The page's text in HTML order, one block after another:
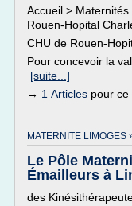
Accueil >
Rouen-Hopital
CHU de Rouen-
Pour concevoir la
[suite...]
→ 1 Articles pour ce
MATERNITE LIMOGES
Le Pôle
Émailleurs à
des